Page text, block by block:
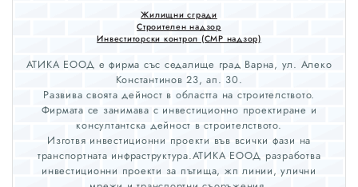
Жилищни сгради
Строителен надзор
Инвеститорски контрол (СМР надзор)
АТИКА ЕООД е фирма със седалище град Варна, ул. Алеко
Константинов 23, ап. 30.
Развива своята дейност в областта на строителството.
Фирмата се занимава с инвестиционно проектиране и
консултантска дейност в строителството.
Изготвя инвестиционни проекти във всички фази на
транспортната инфраструктура.АТИКА ЕООД разработва
инвестиционни проекти за пътища, жп линии, улични